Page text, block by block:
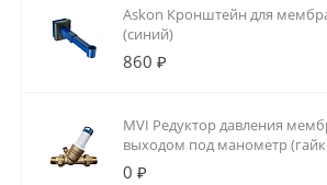
Askon Кронштейн для
(синий)
860 ₽
MVI Редуктор давления
выходом под манометр
0 ₽